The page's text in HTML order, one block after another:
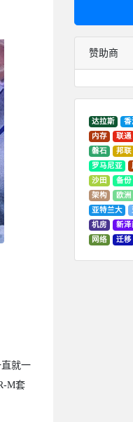
就一
M套
赞助商
达拉斯 香
内存
联通
磐石
邦联
罗马尼亚
沙田
备份
架构
欧洲
亚特兰大
机房
新泽
网络
迁移